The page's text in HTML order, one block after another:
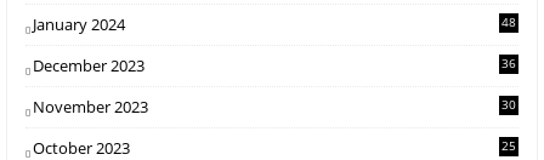
January 2024
48
December 2023
36
November 2023
30
October 2023
25